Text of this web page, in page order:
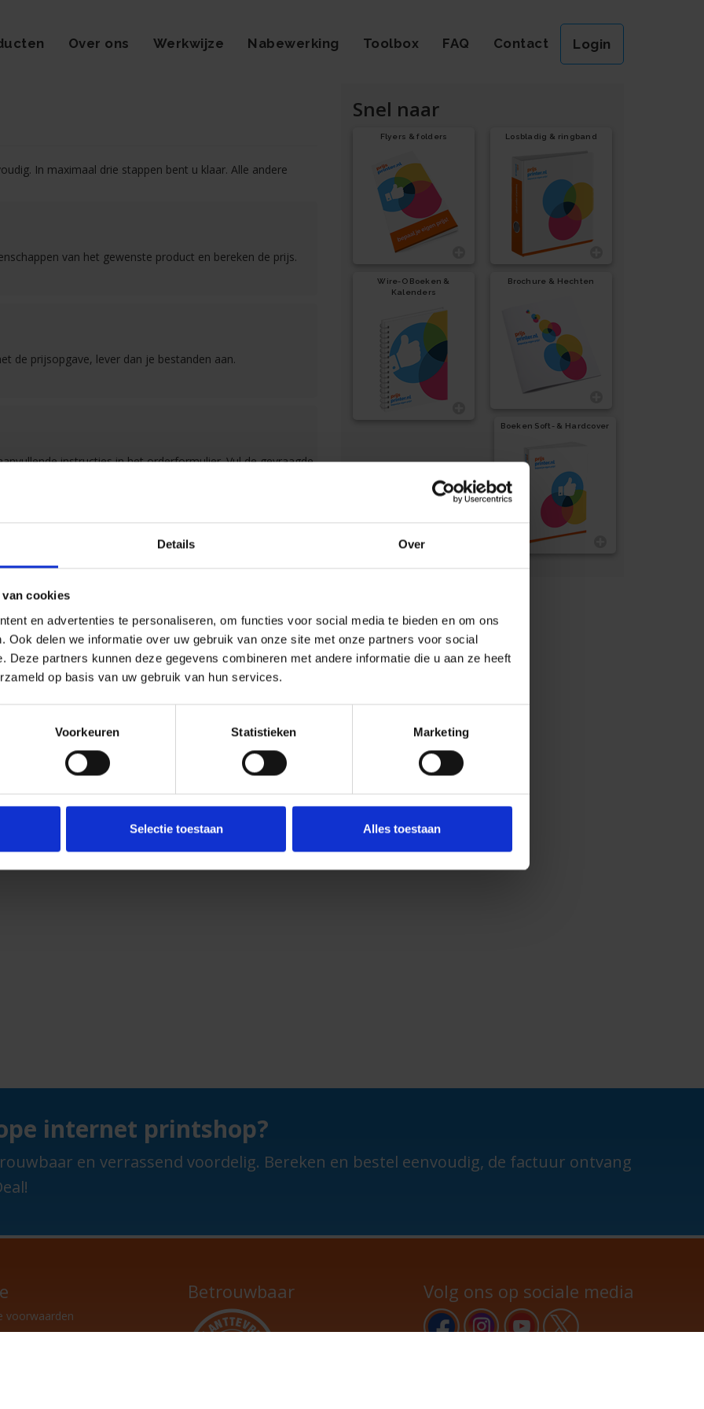
Details Over
van cookies
en advertenties te personaliseren, om functies voor social media te bieden en om ons
Ook delen we informatie over uw gebruik van onze site met onze partners voor social
Deze partners kunnen deze gegevens combineren met andere informatie die u aan ze heeft
op basis van uw gebruik van hun services.
Voorkeuren Statistieken Marketing
Selectie toestaan Alles toestaan
Over ons Werkwijze Nabewerking Toolbox FAQ Contact Login
In maximaal drie stappen bent u klaar. Alle andere
van het gewenste product en bereken de prijs.
de prijsopgave, lever dan je bestanden aan.
instructies in het orderformulier. Vul de gevraagde
een ontvangstbevestiging.
je per e-mail een factuur.
Snel naar
Flyers & folders Losbladig & ringband
Wire-O Boeken &
Kalenders
Brochure & Hechten
Boeken Soft- & Hardcover
internet printshop?
en verrassend voordelig. Bereken en bestel eenvoudig, de factuur ontvang
voorwaarden
Betrouwbaar Volg ons op sociale media